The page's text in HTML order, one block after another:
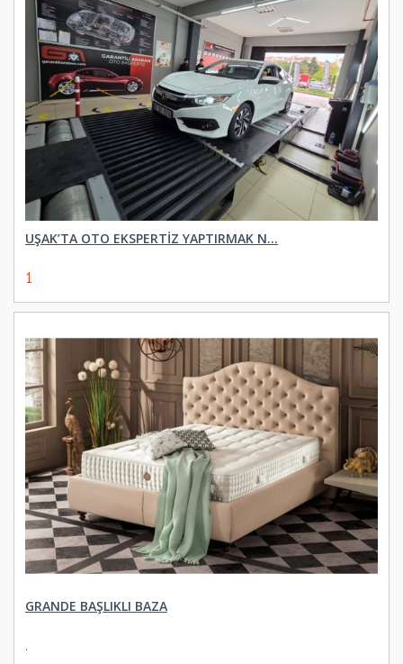
UŞAK’TA OTO EKSPERTIZ YAPTIRMAK N...
1
GRANDE BAŞLIKLI BAZA
.